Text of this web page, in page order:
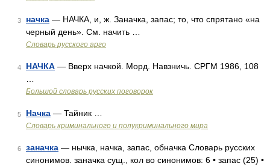
3 начка — НАЧКА, и, ж. Заначка, запас; то, что спрятано «на
черный день». См. начить …
Словарь русского арго
4 НАЧКА — Вверх начкой. Морд. Навзничь. СРГМ 1986, 108
Большой словарь русских поговорок
5 Начка — Тайник …
Словарь криминального и полукриминального мира
6 заначка — нычка, начка, запас, обначка Словарь русских
синонимов. заначка сущ., кол во синонимов: 6 • запас (25) •